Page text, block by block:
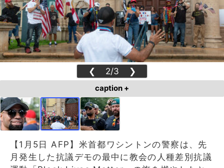
❮ 2/3 ❯
caption +
【1月5日 AFP】米首都ワシントンの警察は、先
月発生した抗議デモの最中に教会の人種差別抗議